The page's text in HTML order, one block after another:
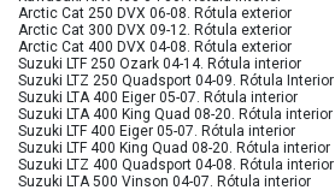
Arctic Cat 250 DVX 06-08. Rótula exterior
Arctic Cat 300 DVX 09-12. Rótula exterior
Arctic Cat 400 DVX 04-08. Rótula exterior
Suzuki LTF 250 Ozark 04-14. Rótula interior
Suzuki LTZ 250 Quadsport 04-09. Rótula Interior
Suzuki LTA 400 Eiger 05-07. Rótula interior
Suzuki LTA 400 King Quad 08-20. Rótula interior
Suzuki LTF 400 Eiger 05-07. Rótula interior
Suzuki LTF 400 King Quad 08-20. Rótula interior
Suzuki LTZ 400 Quadsport 04-08. Rótula interior
Suzuki LTA 500 Vinson 04-07. Rótula interior